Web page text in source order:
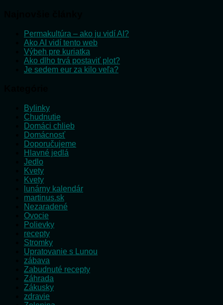
Permakultúra – ako ju vidí AI?
Ako AI vidí tento web
Výbeh pre kuriatka
Ako dlho trvá postaviť plot?
Je sedem eur za kilo veľa?
Bylinky
Chudnutie
Domáci chlieb
Domácnosť
Doporučujeme
Hlavné jedlá
Jedlo
Kvety
Kvety
lunárny kalendár
martinus.sk
Nezaradené
Ovocie
Polievky
recepty
Stromky
Upratovanie s Lunou
zábava
Zabudnuté recepty
Záhrada
Zákusky
zdravie